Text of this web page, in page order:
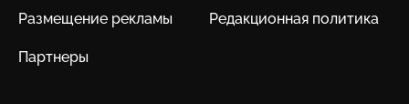
Размещение рекламы Редакционная политика
Партнеры